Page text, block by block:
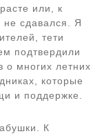
или, к
сдавался. Я
тети
подтвердили
о многих летних
которые
и поддержке.
К